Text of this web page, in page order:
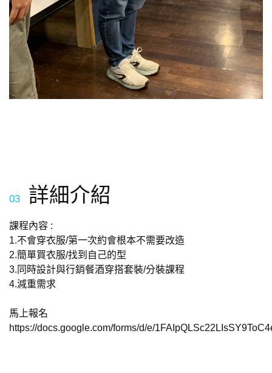
03 詳細介紹
課程內容 :
1.不會穿衣服/第一次約會根本不需要改造
2.簡單買衣服/找到自己的型
3.同時設計與行銷餐酒穿搭套裝/分裝課程
4.減重需求
馬上報名
https://docs.google.com/forms/d/e/